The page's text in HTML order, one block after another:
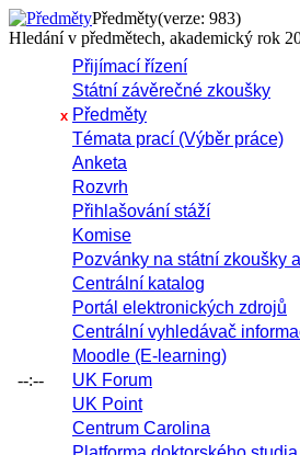
Předměty(verze: 983)
Hledání v předmětech, akademický rok
--:--
Přijímací řízení
Státní závěrečné zkoušky
x Předměty
Témata prací (Výběr práce)
Anketa
Rozvrh
Přihlašování stáží
Komise
Pozvánky na státní zkoušky
Centrální katalog
Portál elektronických zdrojů
Centrální vyhledávač
Moodle (E-learning)
UK Forum
UK Point
Centrum Carolina